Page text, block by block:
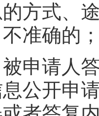
方式、
准确的
请人答
公开申